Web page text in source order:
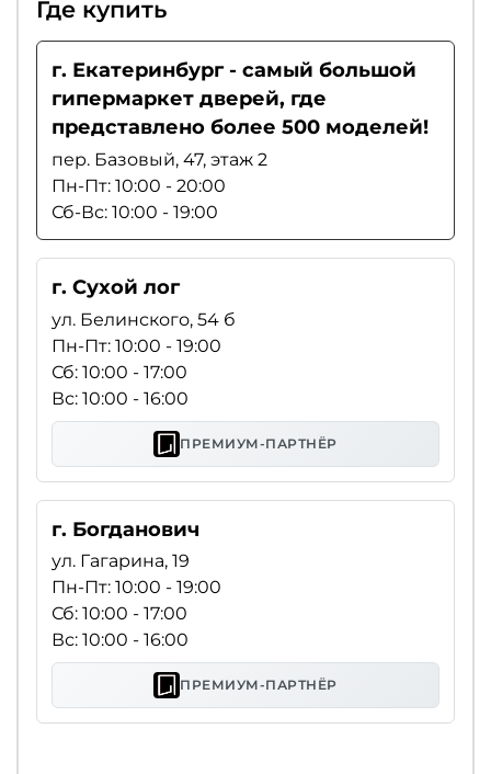
Где купить
г. Екатеринбург - самый большой
гипермаркет дверей, где
представлено более 500 моделей!
пер. Базовый, 47, этаж 2
Пн-Пт: 10:00 - 20:00
Сб-Вс: 10:00 - 19:00
г. Сухой лог
ул. Белинского, 54 б
Пн-Пт: 10:00 - 19:00
Сб: 10:00 - 17:00
Вс: 10:00 - 16:00
ПРЕМИУМ-ПАРТНЁР
г. Богданович
ул. Гагарина, 19
Пн-Пт: 10:00 - 19:00
Сб: 10:00 - 17:00
Вс: 10:00 - 16:00
ПРЕМИУМ-ПАРТНЁР